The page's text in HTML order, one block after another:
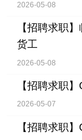
2026-05-08
【招聘求职】
货工
2026-05-08
【招聘求职】
2026-05-07
【招聘求职】